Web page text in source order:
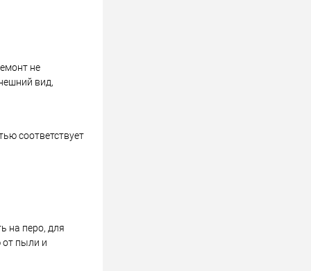
не
вид,
соответствует
на перо, для
от пыли и